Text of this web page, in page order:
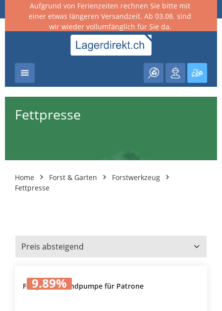
springen
Aufgrund von Ferienzeiten rechnen Sie bitte mit
einer etwas längeren Versandzeit. Ab 03.08. sind
wir wieder vollumfänglich für Sie da.
Fettpresse
Home Forst & Garten
Forstwerkzeug
Fettpresse
9.89%
Fettpresse Handpumpe für Patrone